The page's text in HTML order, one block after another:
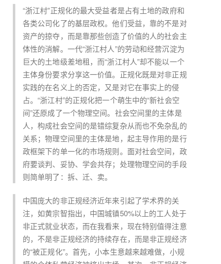
“浙江村”正规化的最大受益者是占有土地的政府和
各类公司化了的基层政权。他们受益，靠的不是对
资产的掠夺，而是靠那些创造了价值的人的社会主
体性的消解。一代“浙江村人”的劳动和经营沉淀为
巨大的土地级差地租，而“浙江村人”却不能以一个
主体身份要求分享这一价值。正规化既是对非正规
实践的在名义上的否定，又是对它在事实上的侵
占。“浙江村”的正规化把一个萌生中的“新社会空
间”还原成了一个物理空间。社会空间里的主体是
人，构成社会空间的是错综复杂从而也不免杂乱的
关系；物理空间里的主体是地，起主导作用的是行
政框架下的单一化的市场规则。面对社会空间，政
府要谈判、妥协、学会共存；处理物理空间的手段
则简单明了：拆、迁、卖。
中国庞大的非正规经济近年来引起了学术界的关
注，如黄宗智指出，中国城镇50%以上的工人处于
非正式就业状态，而在我看来，现在特别值得注意
的，不是非正规经济的持续存在，而是非正规经济
的“被正规化”。首先，小本生意越来越难做，小规